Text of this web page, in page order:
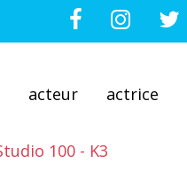
acteur actrice